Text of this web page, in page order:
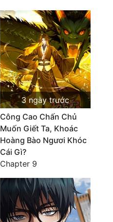
3 ngày trước
Công Cao Chấn Chủ
Muốn Giết Ta, Khoác
Hoàng Bào Ngươi Khóc
Cái Gì?
Chapter 9